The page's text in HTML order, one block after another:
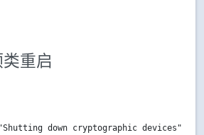
重启
"Shutting down cryptographic devices"